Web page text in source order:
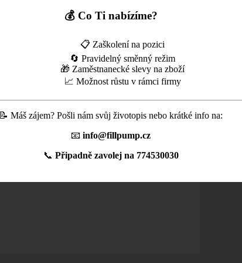
💰 Co Ti nabízíme?
📋 Zaškolení na pozici
🔄 Pravidelný směnný režim
🎁 Zaměstnanecké slevy na zboží
📈 Možnost růstu v rámci firmy
📝 Máš zájem? Pošli nám svůj životopis nebo krátké info na:
📧 info@fillpump.cz
📞 Připadně zavolej na 774530030